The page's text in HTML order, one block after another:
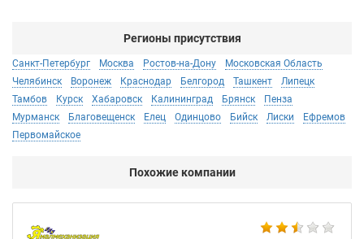
Регионы присутствия
Санкт-Петербург Москва Ростов-на-Дону
Московская Область
Челябинск
Воронеж Краснодар Белгород Ташкент
Липецк
Тамбов
Курск Хабаровск Калининград Брянск
Пенза
Мурманск
Благовещенск Елец Одинцово Бийск Лиски
Ефремов
Первомайское
Похожие компании